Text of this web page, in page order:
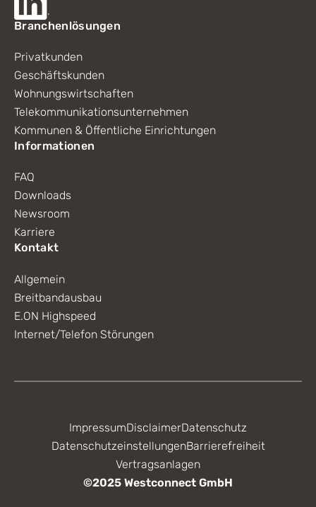
Branchenlösungen
Privatkunden
Geschäftskunden
Wohnungswirtschaften
Telekommunikationsunternehmen
Kommunen & Öffentliche Einrichtungen
Informationen
FAQ
Downloads
Newsroom
Karriere
Kontakt
Allgemein
Breitbandausbau
E.ON Highspeed
Internet/Telefon Störungen
©2025 Westconnect GmbH
ImpressumDisclaimerDatenschutz
DatenschutzeinstellungenBarrierefreiheit
Vertragsanlagen